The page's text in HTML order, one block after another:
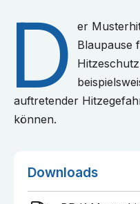
D
er
Blaupause
auftretender
können.
Downloads